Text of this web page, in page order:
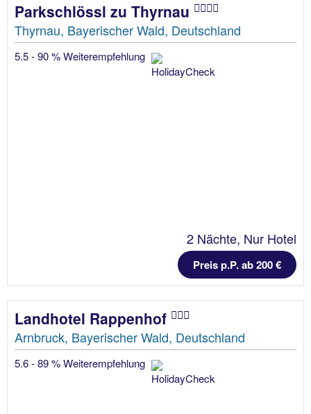
Parkschlössl zu Thyrnau
Thyrnau, Bayerischer Wald, Deutschland
5.5 - 90 % Weiterempfehlung
2 Nächte, Nur Hotel
Preis p.P. ab 200 €
Landhotel Rappenhof
Arnbruck, Bayerischer Wald, Deutschland
5.6 - 89 % Weiterempfehlung